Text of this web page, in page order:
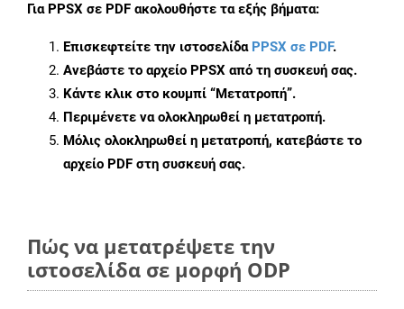
Για PPSX σε PDF ακολουθήστε τα εξής βήματα:
Επισκεφτείτε την ιστοσελίδα PPSX σε PDF.
Ανεβάστε το αρχείο PPSX από τη συσκευή σας.
Κάντε κλικ στο κουμπί “Μετατροπή”.
Περιμένετε να ολοκληρωθεί η μετατροπή.
Μόλις ολοκληρωθεί η μετατροπή, κατεβάστε το
αρχείο PDF στη συσκευή σας.
Πώς να μετατρέψετε την
ιστοσελίδα σε μορφή ODP